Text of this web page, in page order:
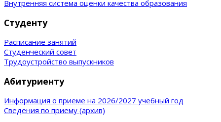
Внутренняя система оценки качества образования
Студенту
Расписание занятий
Студенческий совет
Трудоустройство выпускников
Абитуриенту
Информация о приеме на 2026/2027 учебный год
Сведения по приему (архив)